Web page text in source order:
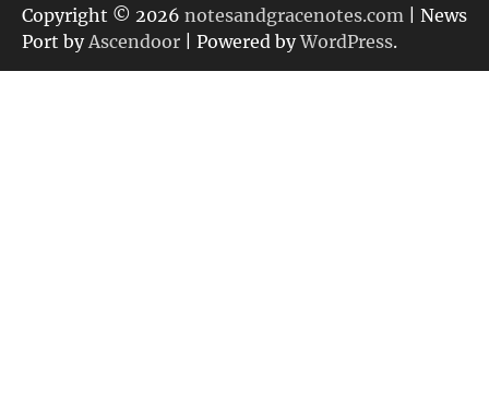
リ
ー
Copyright © 2026 notesandgracenotes.com | News
Port by Ascendoor | Powered byWordPress.